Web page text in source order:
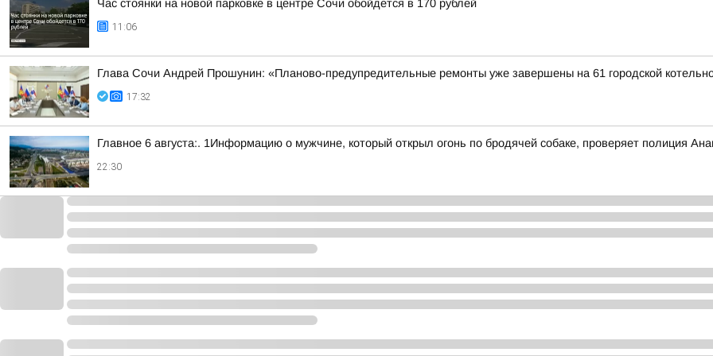
Час стоянки на новой парковке в центре Сочи обойдется в 170 рублей
11:06
Глава Сочи Андрей Прошунин: «Планово-предупредительные ремонты уже завершены на 61 городской
17:32
Главное 6 августа:. 1Информацию о мужчине, который открыл огонь по бродячей собаке, проверяет полиция
22:30